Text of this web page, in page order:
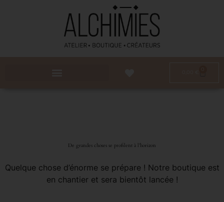
De grandes choses se profilent à l’horizon
Quelque chose d’énorme se prépare ! Notre boutique est
en chantier et sera bientôt lancée !